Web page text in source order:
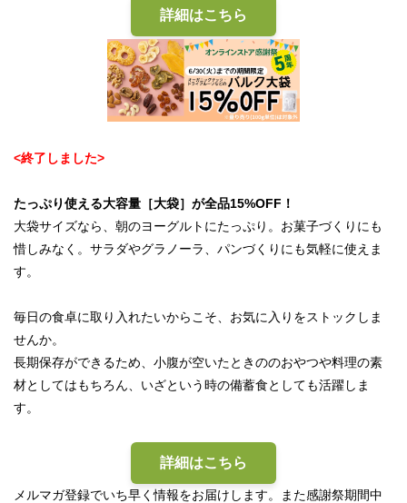
詳細はこちら
<終了しました>
たっぷり使える大容量［大袋］が全品15%OFF！
大袋サイズなら、朝のヨーグルトにたっぷり。お菓子づくりにも
惜しみなく。サラダやグラノーラ、パンづくりにも気軽に使えま
す。
毎日の食卓に取り入れたいからこそ、お気に入りをストックしま
せんか。
長期保存ができるため、小腹が空いたときののおやつや料理の素
材としてはもちろん、いざという時の備蓄食としても活躍しま
す。
詳細はこちら
メルマガ登録でいち早く情報をお届けします。また感謝祭期間中